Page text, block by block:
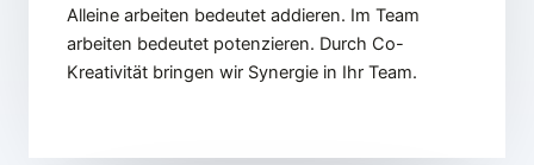
Alleine arbeiten bedeutet addieren. Im Team
arbeiten bedeutet potenzieren. Durch Co-
Kreativität bringen wir Synergie in Ihr Team.